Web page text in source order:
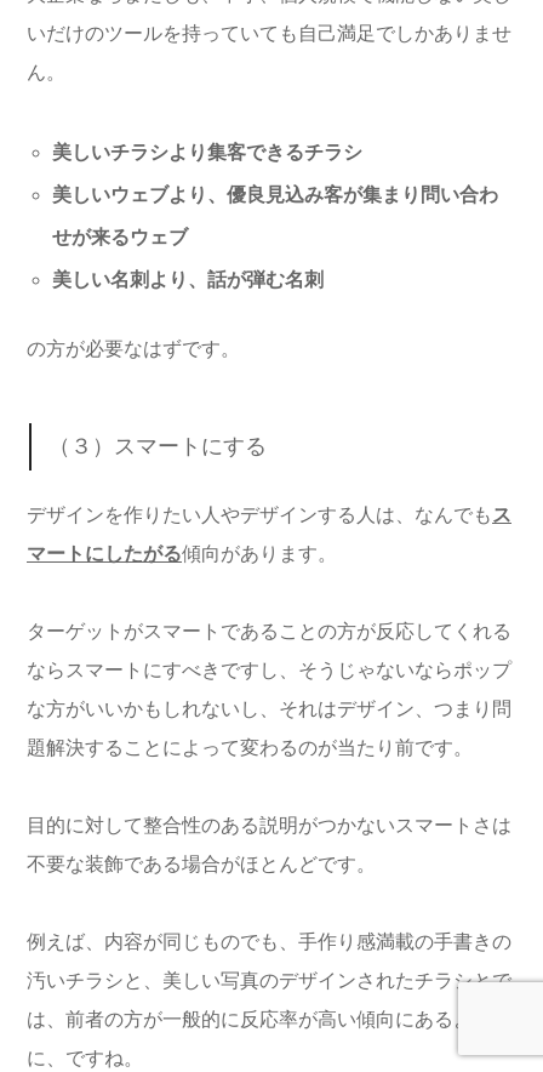
いだけのツールを持っていても自己満足でしかありませ
ん。
美しいチラシより集客できるチラシ
美しいウェブより、優良見込み客が集まり問い合わ
せが来るウェブ
美しい名刺より、話が弾む名刺
の方が必要なはずです。
（３）スマートにする
デザインを作りたい人やデザインする人は、なんでも ス
マートにしたがる傾向があります。
ターゲットがスマートであることの方が反応してくれる
ならスマートにすべきですし、そうじゃないならポップ
な方がいいかもしれないし、それはデザイン、つまり問
題解決することによって変わるのが当たり前です。
目的に対して整合性のある説明がつかないスマートさは
不要な装飾である場合がほとんどです。
例えば、内容が同じものでも、手作り感満載の手書きの
汚いチラシと、美しい写真のデザインされたチラシとで
は、前者の方が一般的に反応率が高い傾向にあるよう
に、ですね。